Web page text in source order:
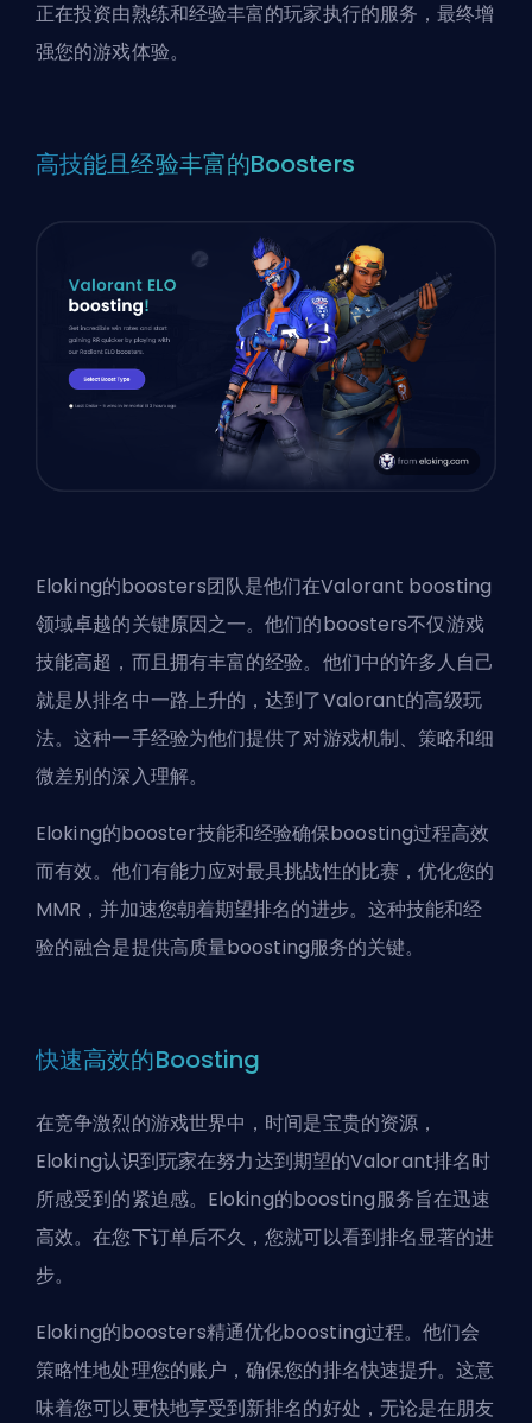
正在投资由熟练和经验丰富的玩家执行的服务，最终增
强您的游戏体验。
高技能且经验丰富的Boosters
Eloking的boosters团队是他们在Valorant boosting
领域卓越的关键原因之一。他们的boosters不仅游戏
技能高超，而且拥有丰富的经验。他们中的许多人自己
就是从排名中一路上升的，达到了Valorant的高级玩
法。这种一手经验为他们提供了对游戏机制、策略和细
微差别的深入理解。
Eloking的booster技能和经验确保boosting过程高效
而有效。他们有能力应对最具挑战性的比赛，优化您的
MMR，并加速您朝着期望排名的进步。这种技能和经
验的融合是提供高质量boosting服务的关键。
快速高效的Boosting
在竞争激烈的游戏世界中，时间是宝贵的资源，
Eloking认识到玩家在努力达到期望的Valorant排名时
所感受到的紧迫感。Eloking的boosting服务旨在迅速
高效。在您下订单后不久，您就可以看到排名显著的进
步。
Eloking的boosters精通优化boosting过程。他们会
策略性地处理您的账户，确保您的排名快速提升。这意
味着您可以更快地享受到新排名的好处，无论是在朋友